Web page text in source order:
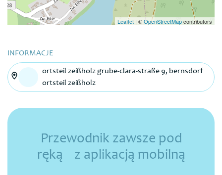
Leaflet | ©OpenStreetMapcontributors
INFORMACJE
ortsteil zeißholz grube-clara-straße 9, bernsdorf
ortsteil zeißholz
Przewodnik zawsze pod
ręką z aplikacją mobilną